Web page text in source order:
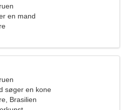
en mand
søger en kone
Brasilien